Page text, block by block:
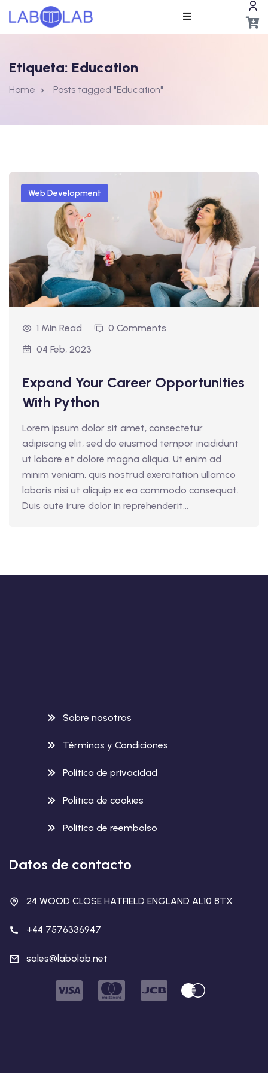
Etiqueta: Education
Home Posts tagged "Education"
Web Development
1 Min Read
0 Comments
04 Feb, 2023
Expand Your Career Opportunities
With Python
Lorem ipsum dolor sit amet, consectetur
adipiscing elit, sed do eiusmod tempor incididunt
ut labore et dolore magna aliqua. Ut enim ad
minim veniam, quis nostrud exercitation ullamco
laboris nisi ut aliquip ex ea commodo consequat.
Duis aute irure dolor in reprehenderit...
Sobre nosotros
Términos y Condiciones
Política de privacidad
Política de cookies
Politica de reembolso
Datos de contacto
24 WOOD CLOSE HATFIELD ENGLAND AL10 8TX
+44 7576336947
sales@labolab.net